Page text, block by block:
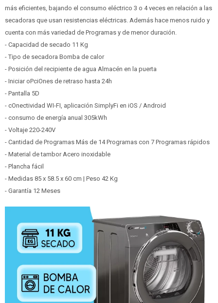
más eficientes, bajando el consumo eléctrico 3 o 4 veces en relación a las
secadoras que usan resistencias eléctricas. Además hace menos ruido y
cuenta con más variedad de Programas y de menor duración.
- Capacidad de secado 11 Kg
- Tipo de secadora Bomba de calor
- Posición del recipiente de agua Almacén en la puerta
- Iniciar oPciOnes de retraso hasta 24h
- Pantalla 5D
- cOnectividad WI-FI, aplicación SimplyFi en iOS / Android
- consumo de energía anual 305kWh
- Voltaje 220-240V
- Cantidad de Programas Más de 14 Programas con 7 Programas rápidos
- Material de tambor Acero inoxidable
- Plancha fácil
- Medidas 85 x 58.5 x 60 cm | Peso 42 Kg
- Garantía 12 Meses